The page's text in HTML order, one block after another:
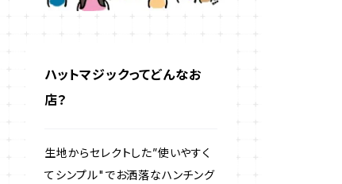
ハットマジックってどんなお
店？
生地からセレクトした”使いやすく
てシンプル"でお洒落なハンチング